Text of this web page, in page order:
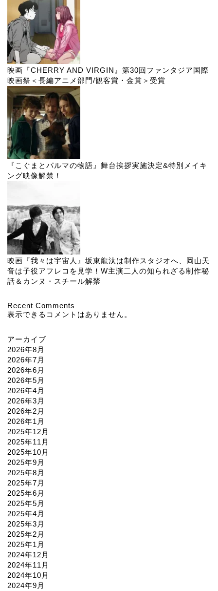
映画『CHERRY AND VIRGIN』第30回ファンタジア国際
映画祭＜長編アニメ部門/観客賞・金賞＞受賞
『こぐまとパルマの物語』舞台挨拶実施決定&特別メイキ
ング映像解禁！
映画『我々は宇宙人』坂東龍汰は制作スタジオへ、岡山天
音は子役アフレコを見学！W主演二人の知られざる制作秘
話＆カンヌ・スチール解禁
Recent Comments
表示できるコメントはありません。
アーカイブ
2026年8月
2026年7月
2026年6月
2026年5月
2026年4月
2026年3月
2026年2月
2026年1月
2025年12月
2025年11月
2025年10月
2025年9月
2025年8月
2025年7月
2025年6月
2025年5月
2025年4月
2025年3月
2025年2月
2025年1月
2024年12月
2024年11月
2024年10月
2024年9月